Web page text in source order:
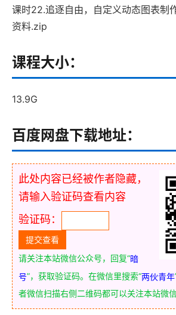
课时22.追逐自由，自定义动态图表制
资料.zip
课程大小：
13.9G
百度网盘下载地址：
此处内容已经被作者隐藏，
请输入验证码查看内容
验证码：
请关注本站微信公众号，回复“暗
号”，获取验证码。在微信里搜索“两伙青年
者微信扫描右侧二维码都可以关注本站微信